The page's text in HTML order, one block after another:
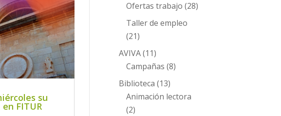
su
FITUR
Ofertas trabajo (28)
Taller de empleo
(21)
AVIVA(11)
Campañas (8)
Biblioteca (13)
Animación lectora
(2)